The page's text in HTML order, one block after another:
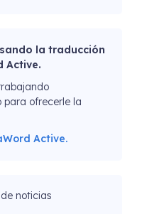
la traducción
Active.
para ofrecerle la
Active.
noticias